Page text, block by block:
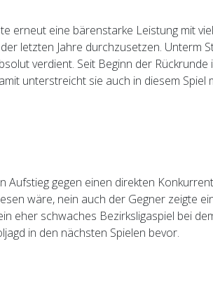
erneut eine bärenstarke Leistung mit
letzten Jahre durchzusetzen. Unterm
verdient. Seit Beginn der
unterstreicht sie auch in diesem
gegen einen direkten
wäre, nein auch der Gegner zeigte
eher schwaches Bezirksligaspiel bei
in den nächsten Spielen bevor.